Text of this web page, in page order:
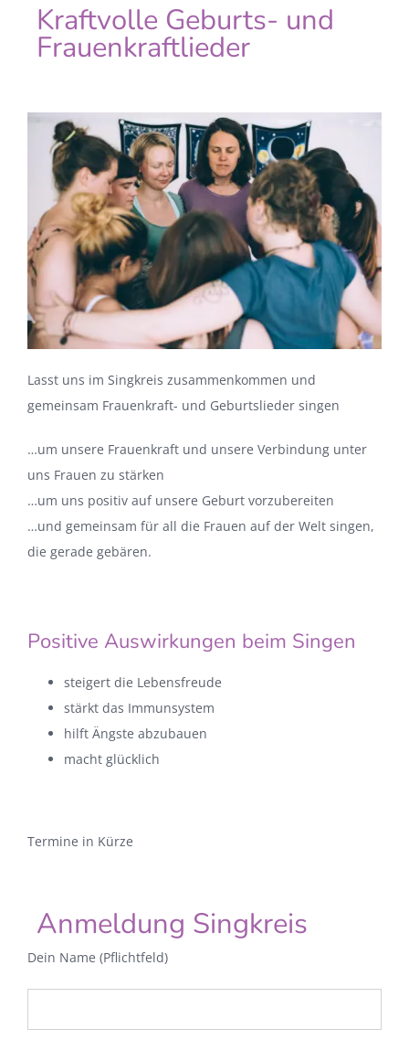
Kraftvolle Geburts- und
Frauenkraftlieder
Lasst uns im Singkreis zusammenkommen und
gemeinsam Frauenkraft- und Geburtslieder singen
…um unsere Frauenkraft und unsere Verbindung unter
uns Frauen zu stärken
…um uns positiv auf unsere Geburt vorzubereiten
…und gemeinsam für all die Frauen auf der Welt singen,
die gerade gebären.
Positive Auswirkungen beim Singen
steigert die Lebensfreude
stärkt das Immunsystem
hilft Ängste abzubauen
macht glücklich
Termine in Kürze
Anmeldung Singkreis
Dein Name (Pflichtfeld)